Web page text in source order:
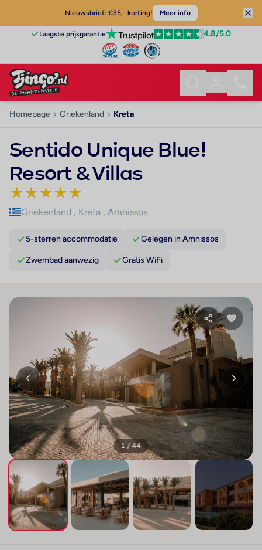
Nieuwsbrief: €35,- korting! Meer info
Laagste prijsgarantie 4.8/5.0
Homepage Griekenland Kreta
Sentido Unique Blue!
Resort & Villas
★★★★★
Griekenland , Kreta , Amnissos
5-sterren accommodatie Gelegen in Amnissos
Zwembad aanwezig Gratis WiFi
1 / 44